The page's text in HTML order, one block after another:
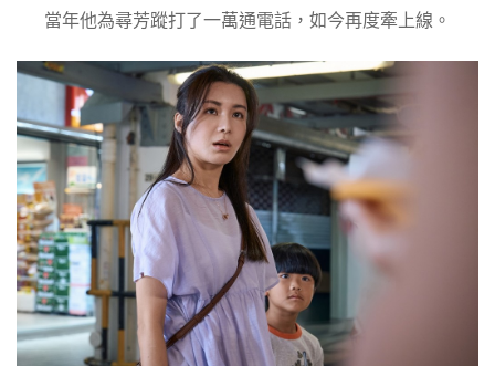
當年他為尋芳蹤打了一萬通電話，如今再度牽上線。